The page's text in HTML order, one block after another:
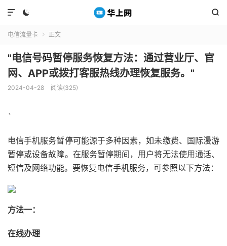
 

电信流量卡  正文
"电信号码暂停服务恢复方法：通过营业厅、官
网、APP或拨打客服热线办理恢复服务。"
2024-04-28 阅读(325)
`
电信手机服务暂停可能源于多种因素，如未缴费、国际漫游
暂停或设备故障。在服务暂停期间，用户将无法使用通话、
短信及网络功能。要恢复电信手机服务，可参照以下方法：
方法一：
在线办理